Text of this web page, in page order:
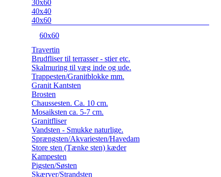
30x60
40x40
40x60
60x60
Travertin
Brudfliser til terrasser - stier etc.
Skalmuring til væg inde og ude.
Trappesten/Granitblokke mm.
Granit Kantsten
Brosten
Chaussesten. Ca. 10 cm.
Mosaiksten ca. 5-7 cm.
Granitfliser
Vandsten - Smukke naturlige.
Sprængsten/Akvariesten/Havedam
Store sten (Tænke sten) kæder
Kampesten
Pigsten/Søsten
Skærver/Strandsten